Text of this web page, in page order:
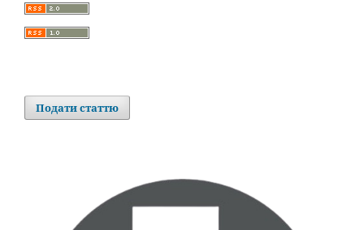
Подати статтю